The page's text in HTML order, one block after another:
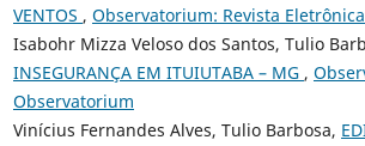
VENTOS , Observatorium: Revista
Isabohr Mizza Veloso dos Santos, Tulio
INSEGURANÇA EM ITUIUTABA – MG ,
Observatorium
Vinícius Fernandes Alves, Tulio Barbosa,